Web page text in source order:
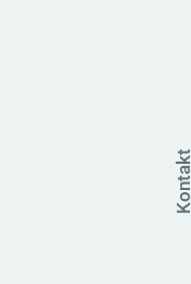
Kontakt